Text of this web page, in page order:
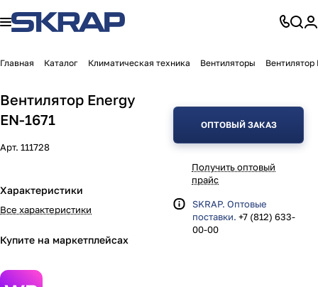
Главная Каталог Климатическая техника Вентиляторы Вентилятор
Вентилятор Energy
EN-1671
Арт. 111728
Характеристики
Все характеристики
Купите на маркетплейсах
ОПТОВЫЙ ЗАКАЗ
Получить оптовый
прайс
SKRAP. Оптовые
поставки. +7 (812) 633-
00-00